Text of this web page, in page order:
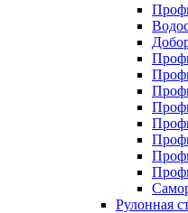
Рулонная